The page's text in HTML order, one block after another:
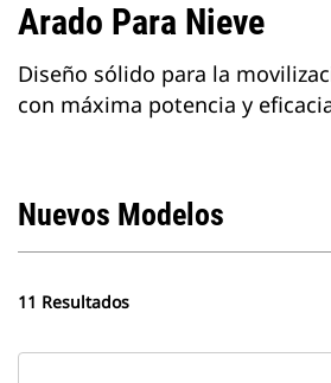
Arado Para Nieve
Diseño sólido para la
con máxima potencia y
Nuevos Modelos
11 Resultados